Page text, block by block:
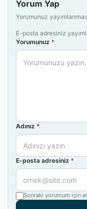
Yorum Yap
Yorumunuz
E-posta adresiniz
Yorumunuz *
Adınız *
E-posta adresiniz *
Sonraki yorumum için